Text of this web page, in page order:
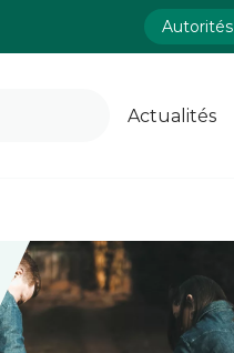
Autorités
Actualités